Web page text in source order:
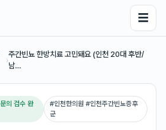
☰
›
주간빈뇨 한방치료 고민돼요 (인천 20대 후반/
남…
의 검수 완
#인천한의원 #인천주간빈뇨증후
군